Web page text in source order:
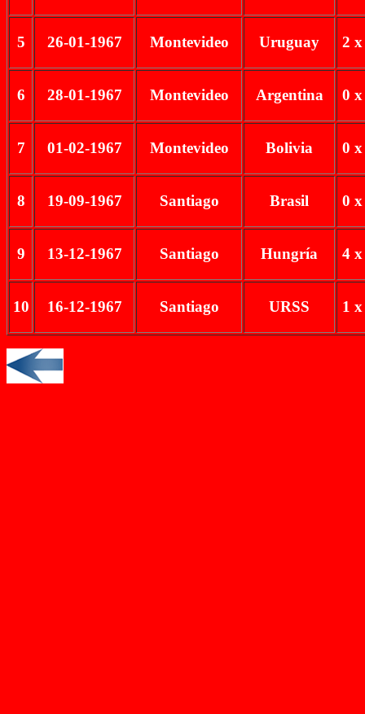
5 26-01-1967 Montevideo Uruguay 2
6 28-01-1967 Montevideo Argentina 0
7 01-02-1967 Montevideo Bolivia 0
8 19-09-1967 Santiago Brasil 0
9 13-12-1967 Santiago Hungría 4
10 16-12-1967 Santiago URSS 1